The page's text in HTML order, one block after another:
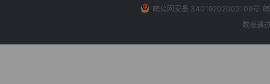
皖公网安备 34019202002109号
数据通